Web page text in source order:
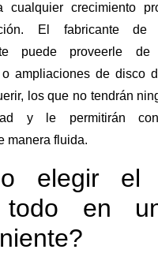
cualquier crecimiento
El fabricante de
puede proveerle
ampliaciones de disco
los que no tendrán
y le permitirán
manera fluida.
elegir el
todo en